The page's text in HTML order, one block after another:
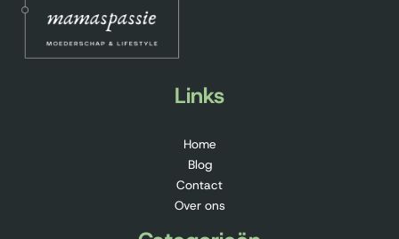
Links
Home
Blog
Contact
Over ons